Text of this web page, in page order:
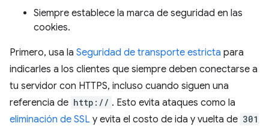
Siempre establece la marca de seguridad en las
cookies.
Primero, usa la Seguridad de transporte estricta para
indicarles a los clientes que siempre deben conectarse a
tu servidor con HTTPS, incluso cuando siguen una
referencia de http:// . Esto evita ataques como la
eliminación de SSL y evita el costo de ida y vuelta de 301